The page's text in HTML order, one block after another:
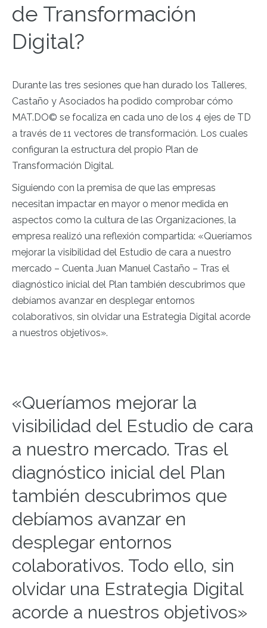
de Transformación
Digital?
Durante las tres sesiones que han durado los Talleres,
Castaño y Asociados ha podido comprobar cómo
MAT.DO© se focaliza en cada uno de los 4 ejes de TD
a través de 11 vectores de transformación. Los cuales
configuran la estructura del propio Plan de
Transformación Digital.
Siguiendo con la premisa de que las empresas
necesitan impactar en mayor o menor medida en
aspectos como la cultura de las Organizaciones, la
empresa realizó una reflexión compartida: «Queríamos
mejorar la visibilidad del Estudio de cara a nuestro
mercado – Cuenta Juan Manuel Castaño – Tras el
diagnóstico inicial del Plan también descubrimos que
debíamos avanzar en desplegar entornos
colaborativos, sin olvidar una Estrategia Digital acorde
a nuestros objetivos».
«Queríamos mejorar la
visibilidad del Estudio de cara
a nuestro mercado. Tras el
diagnóstico inicial del Plan
también descubrimos que
debíamos avanzar en
desplegar entornos
colaborativos. Todo ello, sin
olvidar una Estrategia Digital
acorde a nuestros objetivos»